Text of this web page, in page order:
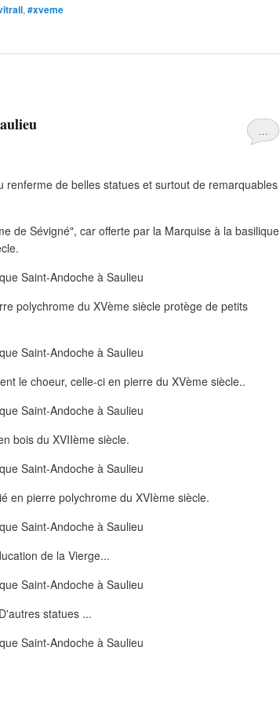
, #xveme
…
renferme de belles statues et surtout de remarquables
de Sévigné", car offerte par la Marquise à la basilique
polychrome du XVème siècle protège de petits
le choeur, celle-ci en pierre du XVème siècle..
bois du XVIIème siècle.
en pierre polychrome du XVIème siècle.
de la Vierge...
D'autres statues ...